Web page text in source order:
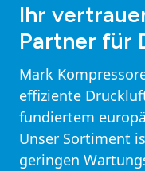
Ihr
Partner für
Mark
effiziente
fundiertem
Unser Sortiment
geringen